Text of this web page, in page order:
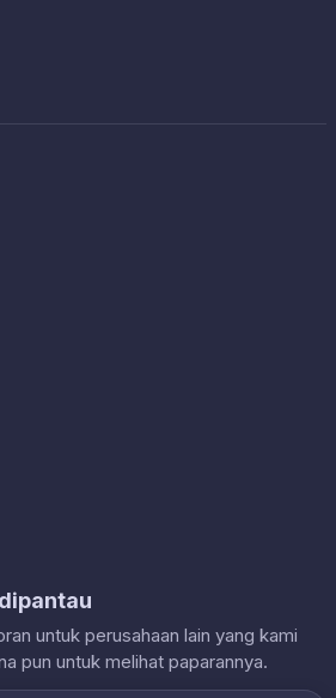
untuk perusahaan lain yang kami
pun untuk melihat paparannya.